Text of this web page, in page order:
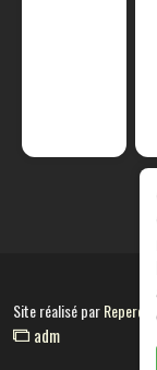
Site réalisé par
adm